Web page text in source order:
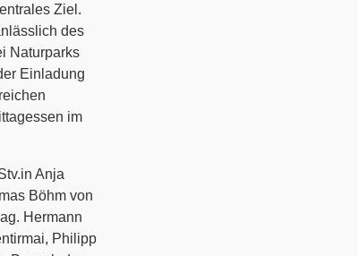
Ziel.
des
Naturparks
Einladung
im
Anja
Böhm von
Hermann
Philipp